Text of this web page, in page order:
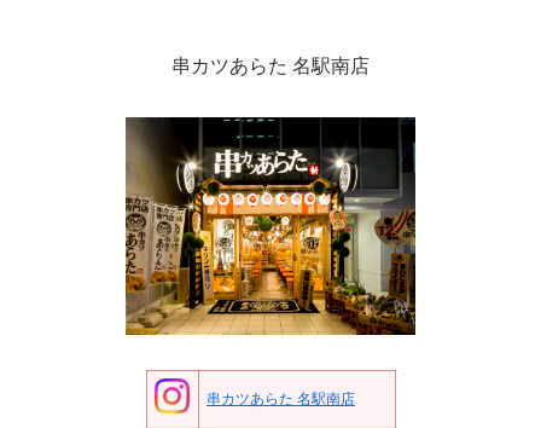
串カツあらた 名駅南店
串カツあらた 名駅南店